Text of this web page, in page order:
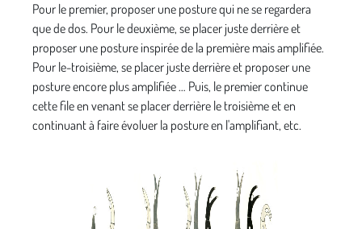
Pour le premier, proposer une posture qui ne se regardera
que de dos. Pour le deuxième, se placer juste derrière et
proposer une posture inspirée de la première mais amplifiée.
Pour le-troisième, se placer juste derrière et proposer une
posture encore plus amplifiée … Puis, le premier continue
cette file en venant se placer derrière le troisième et en
continuant à faire évoluer la posture en l'amplifiant, etc.